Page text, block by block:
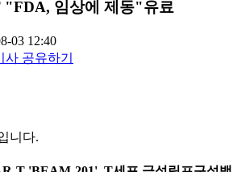
"FDA, 임상에 제동"유료
03 12:40
사 공유하기
니다.